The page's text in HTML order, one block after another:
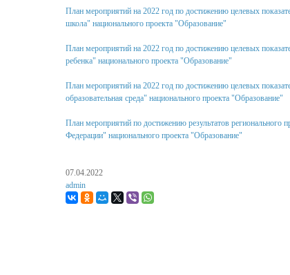
План мероприятий на 2022 год по достижению целевых
школа" национального проекта "Образование"
План мероприятий на 2022 год по достижению целевых
ребенка" национального проекта "Образование"
План мероприятий на 2022 год по достижению целевых
образовательная среда" национального проекта "Образование"
План мероприятий по достижению результатов регионального
Федерации" национального проекта "Образование"
07.04.2022
admin